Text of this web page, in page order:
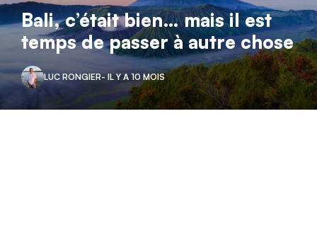
Bali, c’était bien… mais il est
temps de passer à autre chose
LUC RONGIER- IL Y A 10 MOIS